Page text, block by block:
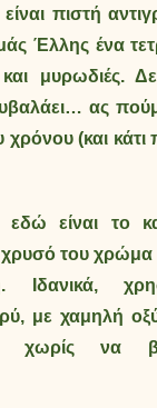
πιστή
Έλλης ένα
μυρωδιές.
ας
χρόνου (και
εδώ είναι το
του χρώμα
Ιδανικά,
με χαμηλή
χωρίς να